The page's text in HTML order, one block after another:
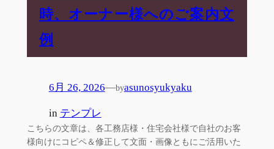
時、オーナー様へのご案内文
例
6月 26, 2026—byasunosyukyaku
in テンプレ
こちらの文章は、各工務店様・住宅会社様で自社のお客
様向けにコピペ＆修正して文面・画像ともにご活用いた